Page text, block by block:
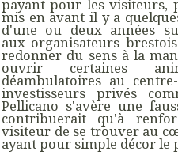
payant pour les visiteurs,
mis en avant il y a
d'une ou deux années
aux organisateurs
redonner du sens à la
ouvrir certaines
déambulatoires au
investisseurs privés
Pellicano s'avère une
contribuerait qu'à
visiteur de se trouver au
ayant pour simple décor